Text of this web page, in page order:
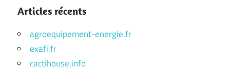
Articles récents
agroequipement-energie.fr
exafi.fr
cactihouse.info